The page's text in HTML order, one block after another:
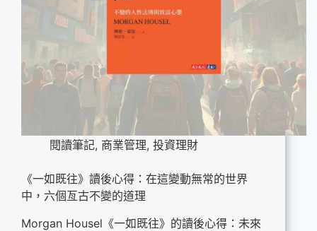
閱讀筆記, 商業管理, 投資理財
《一如既往》讀後心得：在這變動無常的世界
中，六個亙古不變的道理
Morgan Housel《一如既往》的讀後心得：未來